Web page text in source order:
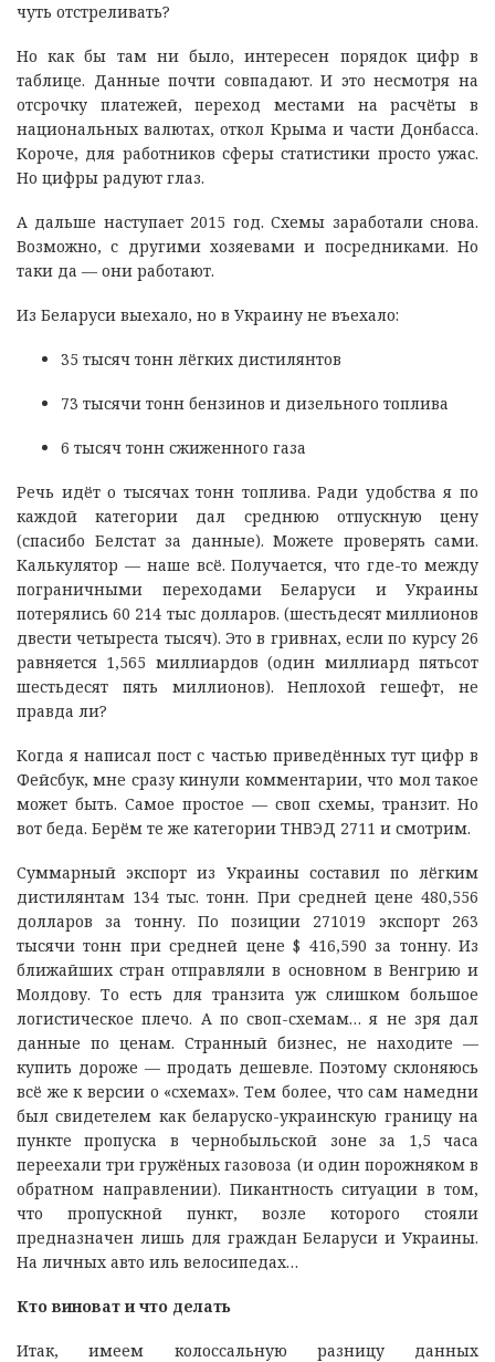
чуть отстреливать?
Но как бы там ни было, интересен порядок цифр в
таблице. Данные почти совпадают. И это несмотря на
отсрочку платежей, переход местами на расчёты в
национальных валютах, откол Крыма и части Донбасса.
Короче, для работников сферы статистики просто ужас.
Но цифры радуют глаз.
А дальше наступает 2015 год. Схемы заработали снова.
Возможно, с другими хозяевами и посредниками. Но
таки да — они работают.
Из Беларуси выехало, но в Украину не въехало:
35 тысяч тонн лёгких дистилянтов
73 тысячи тонн бензинов и дизельного топлива
6 тысяч тонн сжиженного газа
Речь идёт о тысячах тонн топлива. Ради удобства я по
каждой категории дал среднюю отпускную цену
(спасибо Белстат за данные). Можете проверять сами.
Калькулятор — наше всё. Получается, что где-то между
пограничными переходами Беларуси и Украины
потерялись 60 214 тыс долларов. (шестьдесят миллионов
двести четыреста тысяч). Это в гривнах, если по курсу 26
равняется 1,565 миллиардов (один миллиард пятьсот
шестьдесят пять миллионов). Неплохой гешефт, не
правда ли?
Когда я написал пост с частью приведённых тут цифр в
Фейсбук, мне сразу кинули комментарии, что мол такое
может быть. Самое простое — своп схемы, транзит. Но
вот беда. Берём те же категории ТНВЭД 2711 и смотрим.
Суммарный экспорт из Украины составил по лёгким
дистилянтам 134 тыс. тонн. При средней цене 480,556
долларов за тонну. По позиции 271019 экспорт 263
тысячи тонн при средней цене $ 416,590 за тонну. Из
ближайших стран отправляли в основном в Венгрию и
Молдову. То есть для транзита уж слишком большое
логистическое плечо. А по своп-схемам… я не зря дал
данные по ценам. Странный бизнес, не находите —
купить дороже — продать дешевле. Поэтому склоняюсь
всё же к версии о «схемах». Тем более, что сам намедни
был свидетелем как беларуско-украинскую границу на
пункте пропуска в чернобыльской зоне за 1,5 часа
переехали три гружёных газовоза (и один порожняком в
обратном направлении). Пикантность ситуации в том,
что пропускной пункт, возле которого стояли
предназначен лишь для граждан Беларуси и Украины.
На личных авто иль велосипедах…
Кто виноват и что делать
Итак, имеем колоссальную разницу данных